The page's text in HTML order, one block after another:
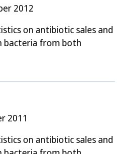
2012
on antibiotic sales and
bacteria from both
2011
on antibiotic sales and